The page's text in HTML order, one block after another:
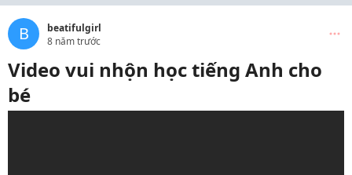
B
beatifulgirl
8 năm trước
Video vui nhộn học tiếng Anh cho
bé